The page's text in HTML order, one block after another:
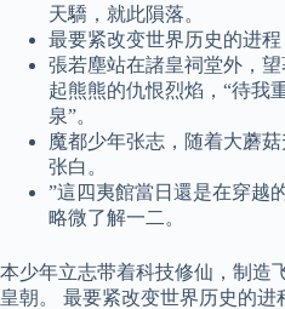
天驕，就此隕落。
最要紧改变世界历史的进程
張若塵站在諸皇祠堂外，
起熊熊的仇恨烈焰，“待我
泉”。
魔都少年张志，随着大蘑
张白。
”這四夷館當日還是在穿越
略微了解一二。
本少年立志带着科技修仙，制造
皇朝。 最要紧改变世界历史的